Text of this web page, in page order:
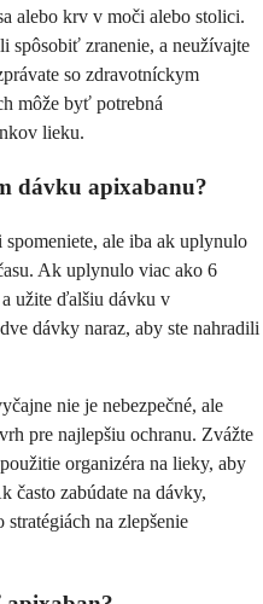
alebo krv v moči alebo stolici.
spôsobiť zranenie, a neužívajte
so zdravotníckym
môže byť potrebná
lieku.
dávku apixabanu?
ale iba ak uplynulo
Ak uplynulo viac ako 6
užite ďalšiu dávku v
dávky naraz, aby ste nahradili
nie je nebezpečné, ale
pre najlepšiu ochranu. Zvážte
organizéra na lieky, aby
často zabúdate na dávky,
na zlepšenie